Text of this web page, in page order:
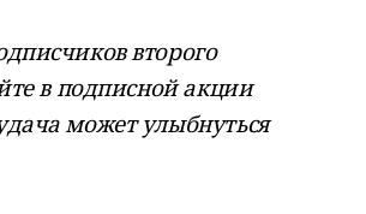
второго
в подписной акции
может улыбнуться